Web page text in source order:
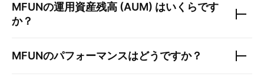
MFUNの運用資産残高 (AUM) はいくらです
か？
MFUNのパフォーマンスはどうですか？